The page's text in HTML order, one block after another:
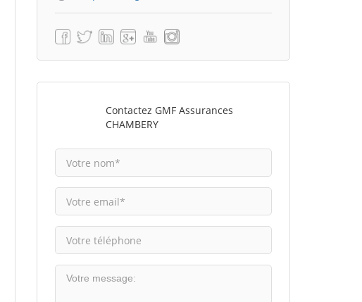
Contactez GMF Assurances
CHAMBERY